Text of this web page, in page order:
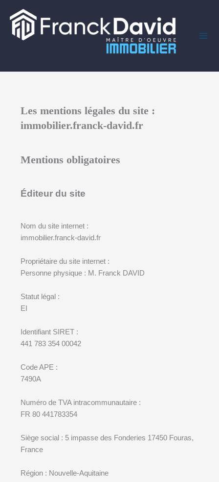
contenu
Les mentions légales du site :
immobilier.franck-david.fr
Mentions obligatoires
Éditeur du site
Nom du site internet :
immobilier.franck-david.fr
Propriétaire du site internet :
Personne physique : M. Franck DAVID
Statut légal :
EI
Identifiant SIRET :
441 783 354 00042
Code APE :
7490A
Numéro de TVA intracommunautaire :
FR 80 441783354
Siège social : 5 impasse des Fonderies 17450 Fouras,
France
Région : Nouvelle-Aquitaine